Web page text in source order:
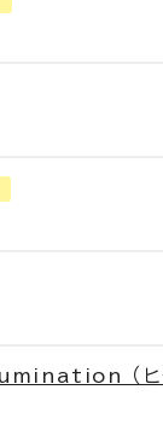
（ヒタ